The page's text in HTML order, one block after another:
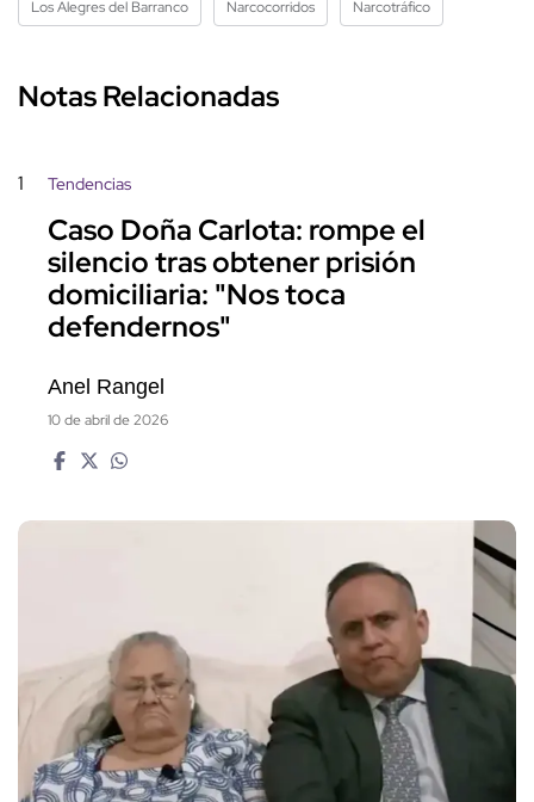
Los Alegres del Barranco Narcocorridos Narcotráfico
Notas Relacionadas
1 Tendencias
Caso Doña Carlota: rompe el
silencio tras obtener prisión
domiciliaria: "Nos toca
defendernos"
Anel Rangel
10 de abril de 2026